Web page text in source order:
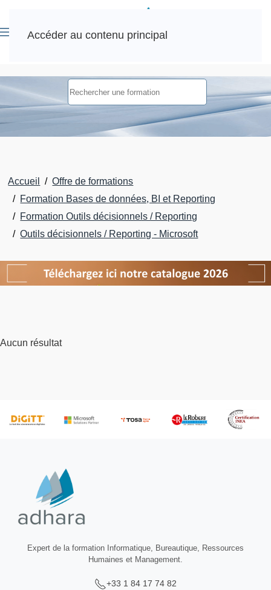
Accéder au contenu principal
Accueil
Offre de formations
Formation Bases de données, BI et Reporting
Formation Outils décisionnels / Reporting
Outils décisionnels / Reporting - Microsoft
Aucun résultat
Expert de la formation Informatique, Bureautique, Ressources
Humaines et Management.
+33 1 84 17 74 82